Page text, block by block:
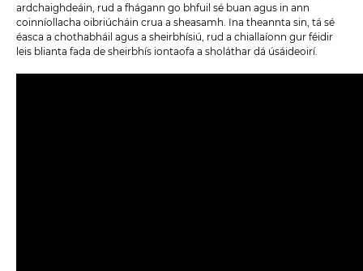
ardchaighdeáin, rud a fhágann go bhfuil sé buan agus in ann
coinníollacha oibriúcháin crua a sheasamh. Ina theannta sin, tá sé
éasca a chothabháil agus a sheirbhísiú, rud a chiallaíonn gur féidir
leis blianta fada de sheirbhís iontaofa a sholáthar dá úsáideoirí.